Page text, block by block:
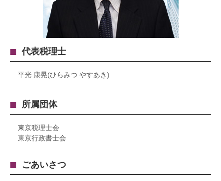
代表税理士
平光 康晃(ひらみつ やすあき)
所属団体
東京税理士会
東京行政書士会
ごあいさつ